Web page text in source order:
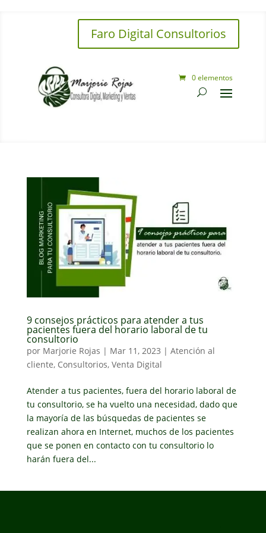
Faro Digital Consultorios
0 elementos
9 consejos prácticos para atender a tus
pacientes fuera del horario laboral de tu
consultorio
por Marjorie Rojas | Mar 11, 2023 | Atención al
cliente, Consultorios, Venta Digital
Atender a tus pacientes, fuera del horario laboral de
tu consultorio, se ha vuelto una necesidad, dado que
la mayoría de las búsquedas de pacientes se
realizan ahora en Internet, muchos de los pacientes
que se ponen en contacto con tu consultorio lo
harán fuera del...